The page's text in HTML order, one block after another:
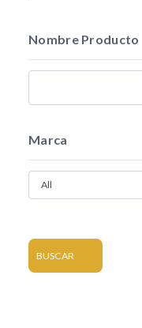
Nombre Producto
Marca
BUSCAR